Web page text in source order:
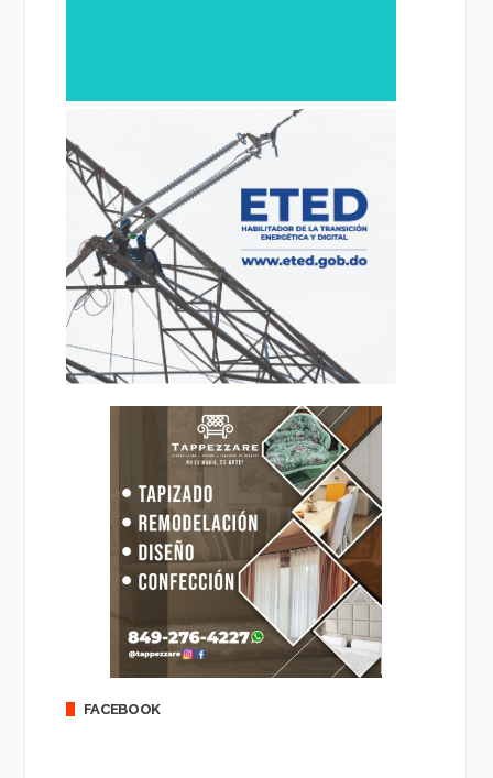
FACEBOOK